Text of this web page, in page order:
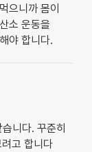
으니까 몸이
소 운동을
야 합니다.
니다. 꾸준히
고 합니다